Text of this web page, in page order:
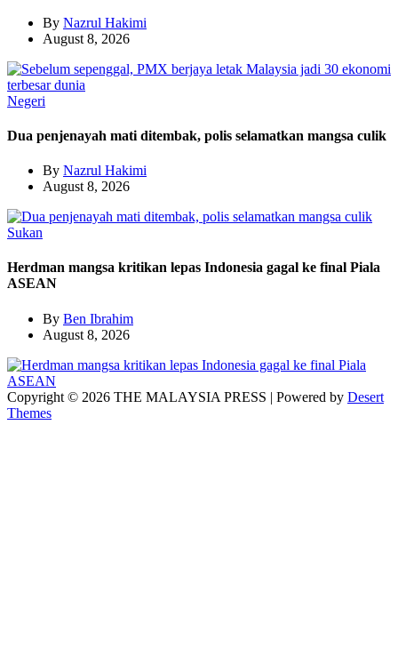
By Nazrul Hakimi
August 8, 2026
Negeri
Dua penjenayah mati ditembak, polis selamatkan mangsa culik
By Nazrul Hakimi
August 8, 2026
Sukan
Herdman mangsa kritikan lepas Indonesia gagal ke final Piala
ASEAN
By Ben Ibrahim
August 8, 2026
Copyright © 2026 THE MALAYSIA PRESS | Powered by Desert
Themes